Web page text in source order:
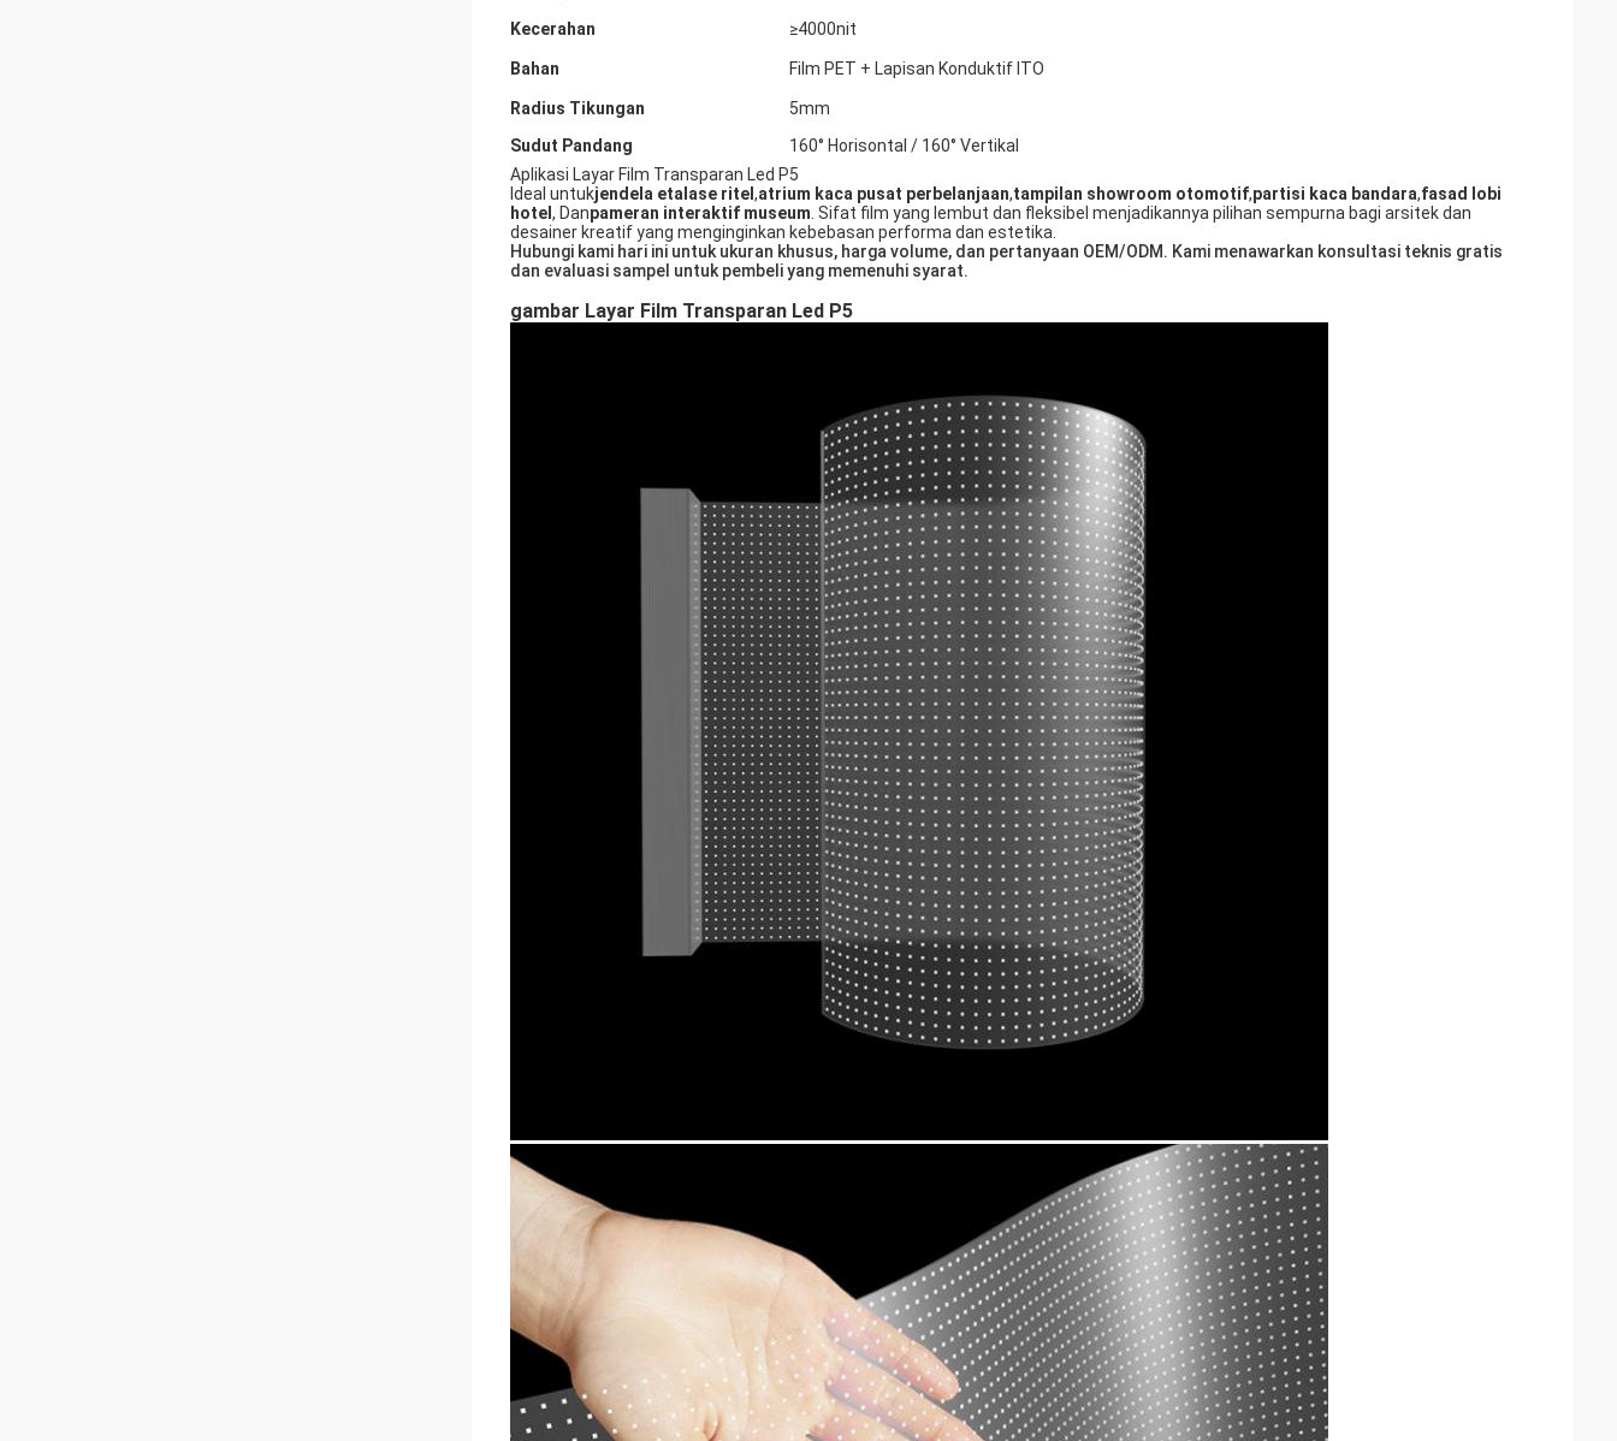
Kecerahan ≥4000nit
Bahan Film PET + Lapisan Konduktif ITO
Radius Tikungan
5mm
Sudut Pandang
160° Horisontal / 160° Vertikal
Aplikasi Layar Film Transparan Led P5
Ideal untukjendela etalase ritel ,atrium kaca pusat perbelanjaan,tampilan showroom otomotif,partisi kaca bandara,fasad lobi
hotel , Danpameran interaktif museum . Sifat film yang lembut dan fleksibel menjadikannya pilihan sempurna bagi arsitek dan
desainer kreatif yang menginginkan kebebasan performa dan estetika.
Hubungi kami hari ini untuk ukuran khusus, harga volume, dan pertanyaan OEM/ODM. Kami menawarkan konsultasi teknis gratis
dan evaluasi sampel untuk pembeli yang memenuhi syarat.
gambar Layar Film Transparan Led P5